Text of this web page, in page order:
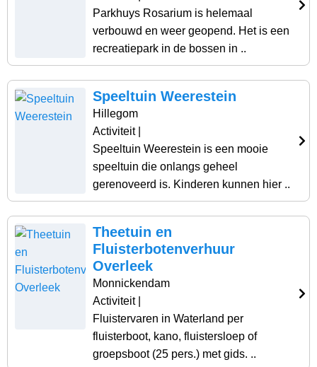
Parkhuys Rosarium is helemaal
verbouwd en weer geopend. Het is een
recreatiepark in de bossen in ..
Speeltuin Weerestein
Hillegom
Activiteit|
Speeltuin Weerestein is een mooie
speeltuin die onlangs geheel
gerenoveerd is. Kinderen kunnen hier ..
Theetuin en
Fluisterbotenverhuur
Overleek
Monnickendam
Activiteit|
Fluistervaren in Waterland per
fluisterboot, kano, fluistersloep of
groepsboot (25 pers.) met gids. ..